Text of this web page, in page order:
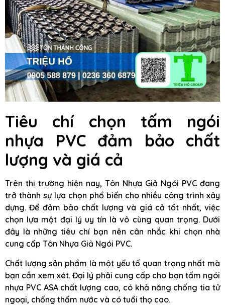
Tiêu chí chọn tấm ngói
nhựa PVC đảm bảo chất
lượng và giá cả
Trên thị trường hiện nay, Tôn Nhựa Giả Ngói PVC đang
trở thành sự lựa chọn phổ biến cho nhiều công trình xây
dựng. Để đảm bảo chất lượng và giá cả tốt nhất, việc
chọn lựa một đại lý uy tín là vô cùng quan trọng. Dưới
đây là những tiêu chí bạn nên cân nhắc khi chọn nhà
cung cấp Tôn Nhựa Giả Ngói PVC.
Chất lượng sản phẩm là một yếu tố quan trọng nhất mà
bạn cần xem xét. Đại lý phải cung cấp cho bạn tấm ngói
nhựa PVC ASA chất lượng cao, có khả năng chống tia tử
ngoại, chống thấm nước và có tuổi thọ cao.